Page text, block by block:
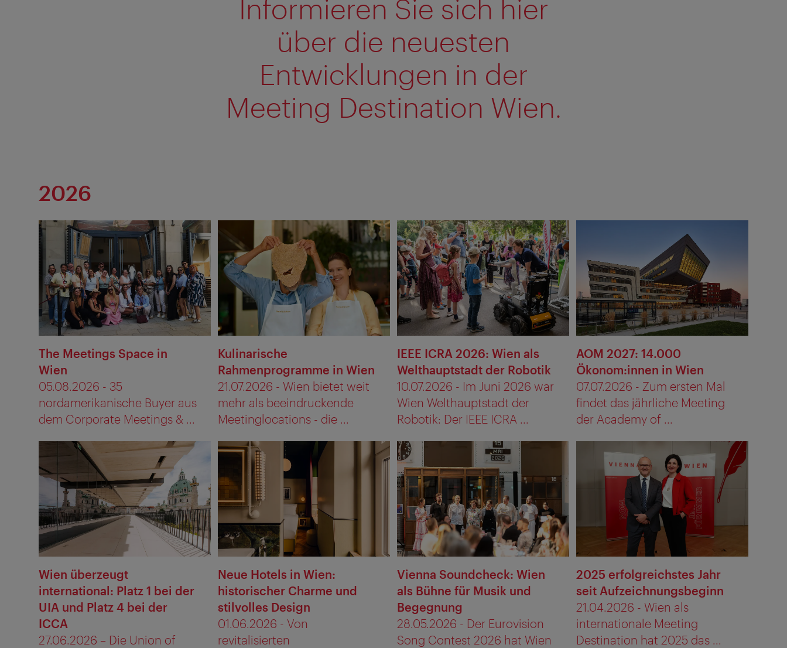
Informieren Sie sich hier
über die neuesten
Entwicklungen in der
Meeting Destination Wien.
2026
The Meetings Space in
Wien
05.08.2026 - 35
nordamerikanische Buyer aus
dem Corporate Meetings & ...
Kulinarische
Rahmenprogramme in Wien
21.07.2026 - Wien bietet weit
mehr als beeindruckende
Meetinglocations - die ...
IEEE ICRA 2026: Wien als
Welthauptstadt der Robotik
10.07.2026 - Im Juni 2026 war
Wien Welthauptstadt der
Robotik: Der IEEE ICRA ...
AOM 2027: 14.000
Ökonom:innen in Wien
07.07.2026 - Zum ersten Mal
findet das jährliche Meeting
der Academy of ...
Wien überzeugt
international: Platz 1 bei der
UIA und Platz 4 bei der
ICCA
27.06.2026 – Die Union of
Neue Hotels in Wien:
historischer Charme und
stilvolles Design
01.06.2026 - Von
revitalisierten
Vienna Soundcheck: Wien
als Bühne für Musik und
Begegnung
28.05.2026 - Der Eurovision
Song Contest 2026 hat Wien
2025 erfolgreichstes Jahr
seit Aufzeichnungsbeginn
21.04.2026 - Wien als
internationale Meeting
Destination hat 2025 das ...